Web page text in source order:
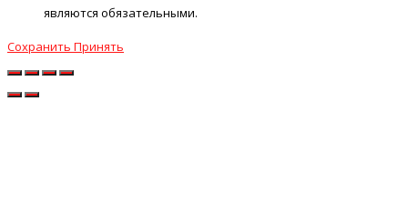
являются обязательными.
Сохранить Принять